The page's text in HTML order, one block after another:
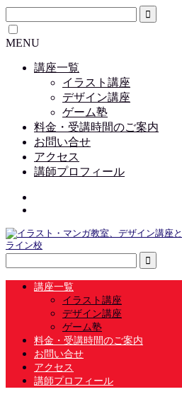
MENU
講座一覧
イラスト講座
デザイン講座
ゲーム塾
料金・受講時間のご案内
お問い合せ
アクセス
講師プロフィール
講座一覧
イラスト講座
デザイン講座
ゲーム塾
料金・受講時間のご案内
お問い合せ
アクセス
講師プロフィール